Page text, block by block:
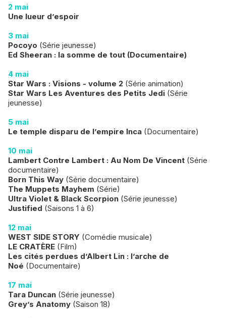
2 mai
Une lueur d’espoir
3 mai
Pocoyo (Série jeunesse)
Ed Sheeran : la somme de tout (Documentaire)
4 mai
Star Wars : Visions - volume 2 (Série animation)
Star Wars Les Aventures des Petits Jedi (Série
jeunesse)
5 mai
Le temple disparu de l’empire Inca (Documentaire)
10 mai
Lambert Contre Lambert : Au Nom De Vincent (Série
documentaire)
Born This Way (Série documentaire)
The Muppets Mayhem (Série)
Ultra Violet & Black Scorpion (Série jeunesse)
Justified (Saisons 1 à 6)
12 mai
WEST SIDE STORY (Comédie musicale)
LE CRATÈRE (Film)
Les cités perdues d’Albert Lin : l’arche de
Noé (Documentaire)
17 mai
Tara Duncan (Série jeunesse)
Grey’s Anatomy (Saison 18)